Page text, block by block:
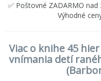
✅ Poštovné ZADARMO nad
Výhodné
Viac o knihe 45
vnímania detí